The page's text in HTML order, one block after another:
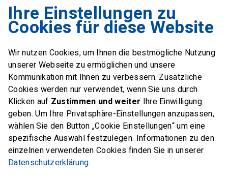
Swiss Sailing Team
Industriestrasse 51
E-Mail office@swiss-sailing-
team.ch
FOLLOW US ON
Twitter FacebookInstagram
Ihre Einstellungen zu
Cookies für diese Website
Wir nutzen Cookies, um Ihnen die bestmögliche Nutzung
unserer Webseite zu ermöglichen und unsere
Kommunikation mit Ihnen zu verbessern. Zusätzliche
Cookies werden nur verwendet, wenn Sie uns durch
Klicken auf Zustimmen und weiter Ihre Einwilligung
geben. Um Ihre Privatsphäre-Einstellungen anzupassen,
wählen Sie den Button „Cookie Einstellungen“ um eine
spezifische Auswahl festzulegen. Informationen zu den
einzelnen verwendeten Cookies finden Sie in unserer
Datenschutzerklärung.